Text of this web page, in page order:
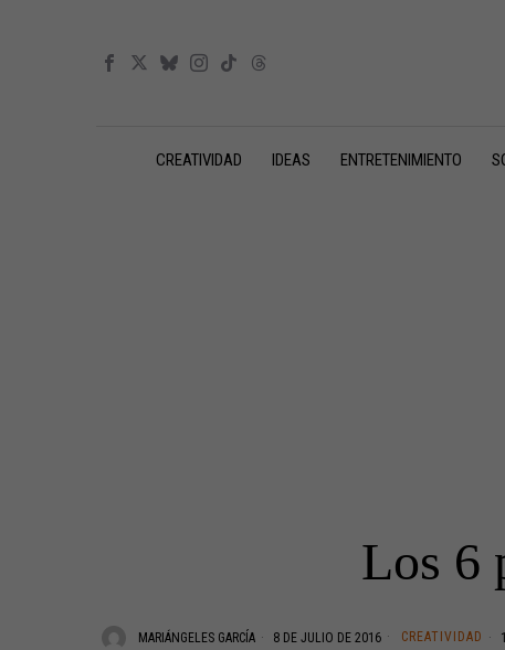
CREATIVIDAD IDEAS ENTRETENIMIENTO
Los 6
MARIÁNGELES GARCÍA 8 DE JULIO DE 2016 CREATIVIDAD